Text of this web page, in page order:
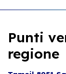
Punti
regione